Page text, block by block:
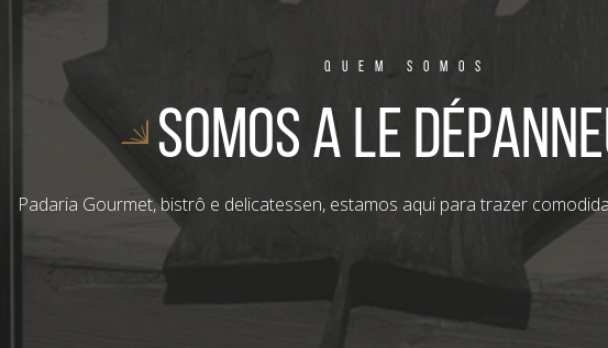
QUEM SOMOS
Somos a le
Padaria Gourmet, bistrô e delicatessen, estamos aqui para trazer